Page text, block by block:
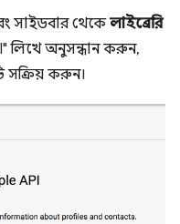
সাইডবার থেকেলাইব্রেরি
লিখে অনুসন্ধান করুন,
সক্রিয় করুন।